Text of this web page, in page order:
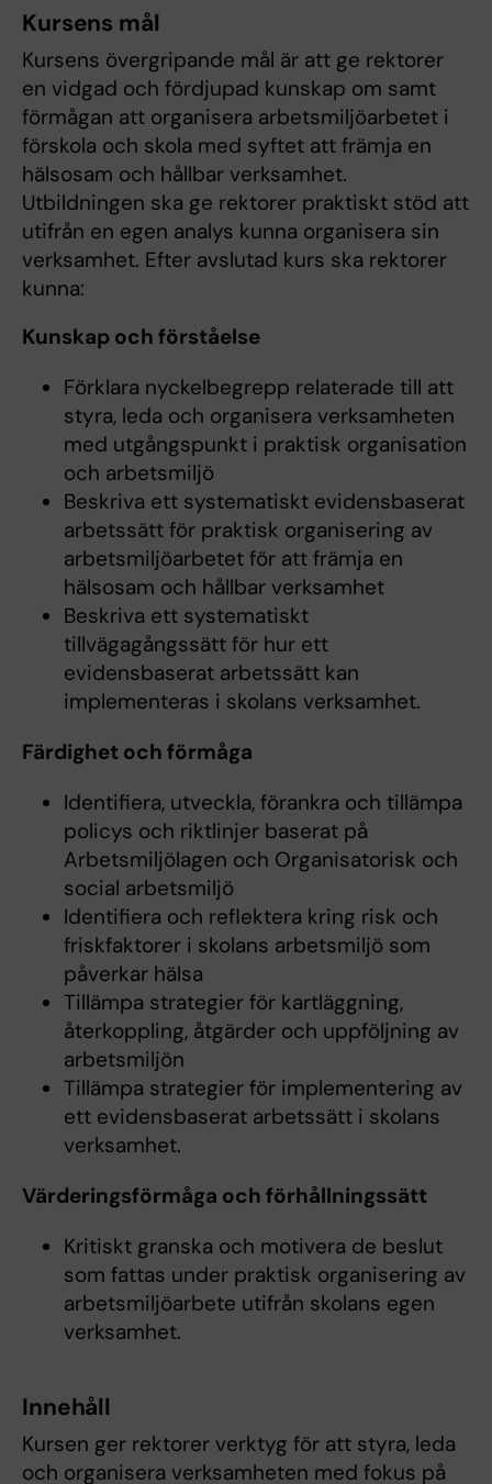
Kursens mål
Kursens övergripande mål är att ge rektorer
en vidgad och fördjupad kunskap om samt
förmågan att organisera arbetsmiljöarbetet i
förskola och skola med syftet att främja en
hälsosam och hållbar verksamhet.
Utbildningen ska ge rektorer praktiskt stöd att
utifrån en egen analys kunna organisera sin
verksamhet. Efter avslutad kurs ska rektorer
kunna:
Kunskap och förståelse
Förklara nyckelbegrepp relaterade till att
styra, leda och organisera verksamheten
med utgångspunkt i praktisk organisation
och arbetsmiljö
Beskriva ett systematiskt evidensbaserat
arbetssätt för praktisk organisering av
arbetsmiljöarbetet för att främja en
hälsosam och hållbar verksamhet
Beskriva ett systematiskt
tillvägagångssätt för hur ett
evidensbaserat arbetssätt kan
implementeras i skolans verksamhet.
Färdighet och förmåga
Identifiera, utveckla, förankra och tillämpa
policys och riktlinjer baserat på
Arbetsmiljölagen och Organisatorisk och
social arbetsmiljö
Identifiera och reflektera kring risk och
friskfaktorer i skolans arbetsmiljö som
påverkar hälsa
Tillämpa strategier för kartläggning,
återkoppling, åtgärder och uppföljning av
arbetsmiljön
Tillämpa strategier för implementering av
ett evidensbaserat arbetssätt i skolans
verksamhet.
Värderingsförmåga och förhållningssätt
Kritiskt granska och motivera de beslut
som fattas under praktisk organisering av
arbetsmiljöarbete utifrån skolans egen
verksamhet.
Innehåll
Kursen ger rektorer verktyg för att styra, leda
och organisera verksamheten med fokus på